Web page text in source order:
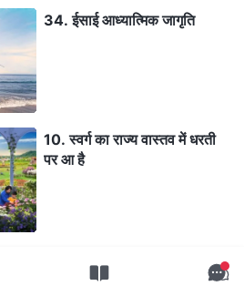
34. ईसाई आध्यात्मिक जागृति
10. स्वर्ग का राज्य वास्तव में धरती
पर आ है